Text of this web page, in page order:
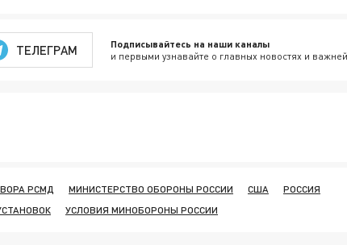
ТЕЛЕГРАМ Подписывайтесь на наши каналы
и первыми узнавайте о главных новостях и
РСМД МИНИСТЕРСТВО ОБОРОНЫ РОССИИ США
РОССИЯ
УСЛОВИЯ МИНОБОРОНЫ РОССИИ